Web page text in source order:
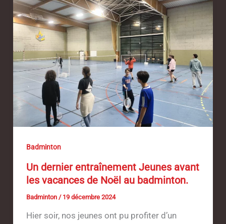
Badminton
Un dernier entraînement Jeunes avant
les vacances de Noël au badminton.
Badminton / 19 décembre 2024
Hier soir, nos jeunes ont pu profiter d’un